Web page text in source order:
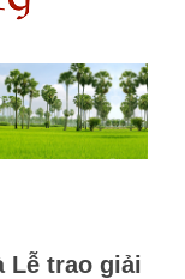
Lễ trao giải